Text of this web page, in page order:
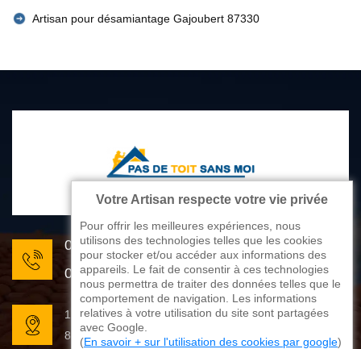
Artisan pour désamiantage Gajoubert 87330
05 33 06 22 81
07 80 33 28 62
176 avenue de Limoges
87270 Couzeix
Votre Artisan respecte votre vie privée
Pour offrir les meilleures expériences, nous
utilisons des technologies telles que les cookies
pour stocker et/ou accéder aux informations des
appareils. Le fait de consentir à ces technologies
nous permettra de traiter des données telles que le
comportement de navigation. Les informations
relatives à votre utilisation du site sont partagées
avec Google.
(En savoir + sur l'utilisation des cookies par google)